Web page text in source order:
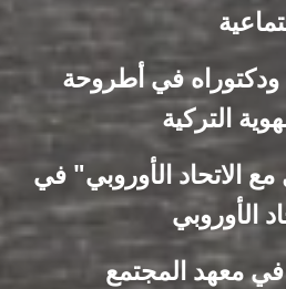
ودكتوراه في أطروحة
التركية
الاتحاد الأوروبي" في
الأوروبي
في معهد المجتمع